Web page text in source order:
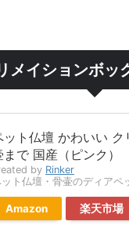
メイションボッ
ット仏壇 かわいい
まで 国産（ピンク）
by Rinker
ト仏壇・骨壷のディアペ
Amazon 楽天市場